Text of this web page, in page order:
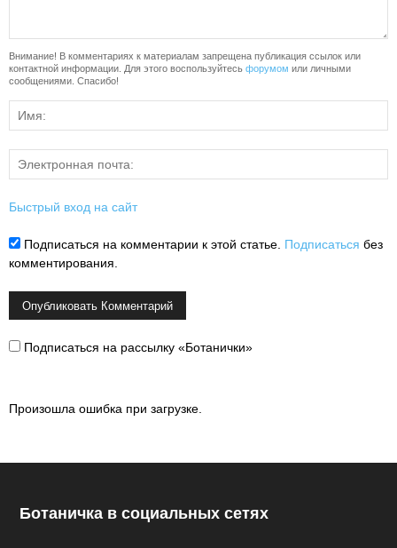
Внимание! В комментариях к материалам запрещена публикация ссылок или
контактной информации. Для этого воспользуйтесь форумом или личными
сообщениями. Спасибо!
Быстрый вход на сайт
Подписаться на комментарии к этой статье. Подписаться без
комментирования.
Подписаться на рассылку «Ботанички»
Произошла ошибка при загрузке.
Ботаничка в социальных сетях